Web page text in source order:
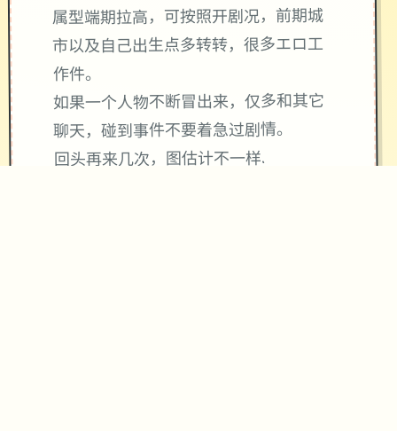
属型端期拉高，可按照开剧况，前期城
市以及自己出生点多转转，很多エロ工
作件。
如果一个人物不断冒出来，仅多和其它
聊天，碰到事件不要着急过剧情。
回头再来几次，图估计不一样.